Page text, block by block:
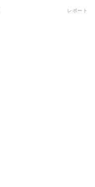
レポート